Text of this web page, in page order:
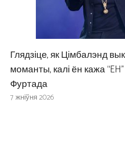
Глядзіце, як Цімбалэнд
моманты, калі ён кажа “EH”
Фуртада
7 жніўня 2026